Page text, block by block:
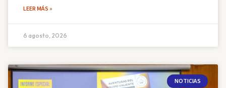
LEER MÁS »
6 agosto, 2026
NOTICIAS